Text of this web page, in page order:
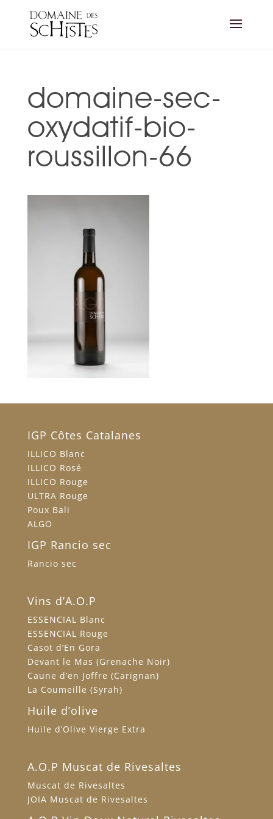
domaine-sec-
oxydatif-bio-
roussillon-66
IGP Côtes Catalanes
ILLICO Blanc
ILLICO Rosé
ILLICO Rouge
ULTRA Rouge
Poux Bali
ALGO
IGP Rancio sec
Rancio sec
Vins d’A.O.P
ESSENCIAL Blanc
ESSENCIAL Rouge
Casot d’En Gora
Devant le Mas (Grenache Noir)
Caune d’en Joffre (Carignan)
La Coumeille (Syrah)
Huile d’olive
Huile d’Olive Vierge Extra
A.O.P Muscat de Rivesaltes
Muscat de Rivesaltes
JOIA Muscat de Rivesaltes